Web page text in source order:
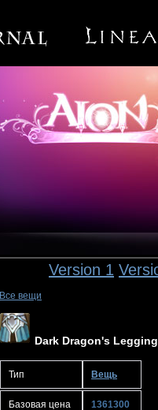
Version 1
Все вещи
Dark Dragon's
Тип Вещь
Базовая цена 1361300